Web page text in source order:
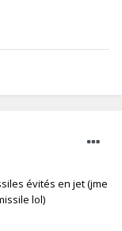
évités en jet (jme
lol)